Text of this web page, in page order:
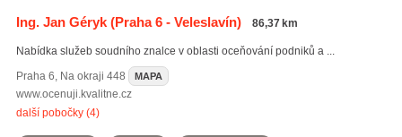
Ing. Jan Géryk(Praha 6 - Veleslavín) 86,37 km
Nabídka služeb soudního znalce v oblasti oceňování podniků a ...
Praha 6, Na okraji 448 MAPA
www.ocenuji.kvalitne.cz
další pobočky (4)